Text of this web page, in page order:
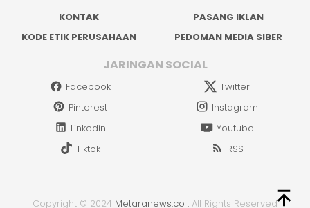
KONTAK
PASANG IKLAN
KODE ETIK PERUSAHAAN
PEDOMAN MEDIA SIBER
JARINGAN SOCIAL
Facebook
Twitter
Pinterest
Instagram
Linkedin
Youtube
Tiktok
RSS
Copyright © 2024 Metaranews.co . All Rights Reserved